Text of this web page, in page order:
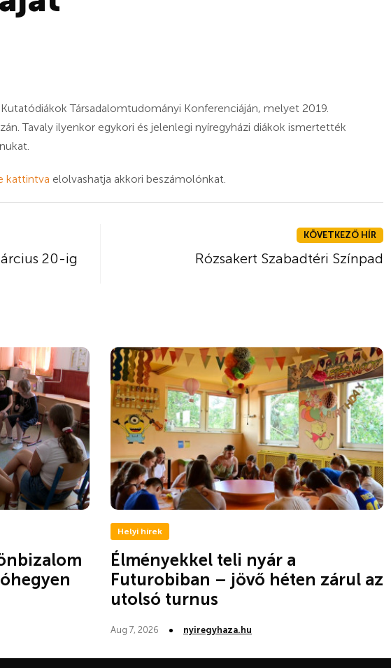
Társadalomtudományi Konferenciáján, melyet 2019.
Tavaly ilyenkor egykori és jelenlegi nyíregyházi diákok ismertették
kattintva elolvashatja akkori beszámolónkat.
20-ig
KÖVETKEZŐ HÍR
Rózsakert Szabadtéri Színpad
Helyi hírek
Élményekkel teli nyár a
Futurobiban – jövő héten zárul az
utolsó turnus
Aug 7, 2026 nyiregyhaza.hu